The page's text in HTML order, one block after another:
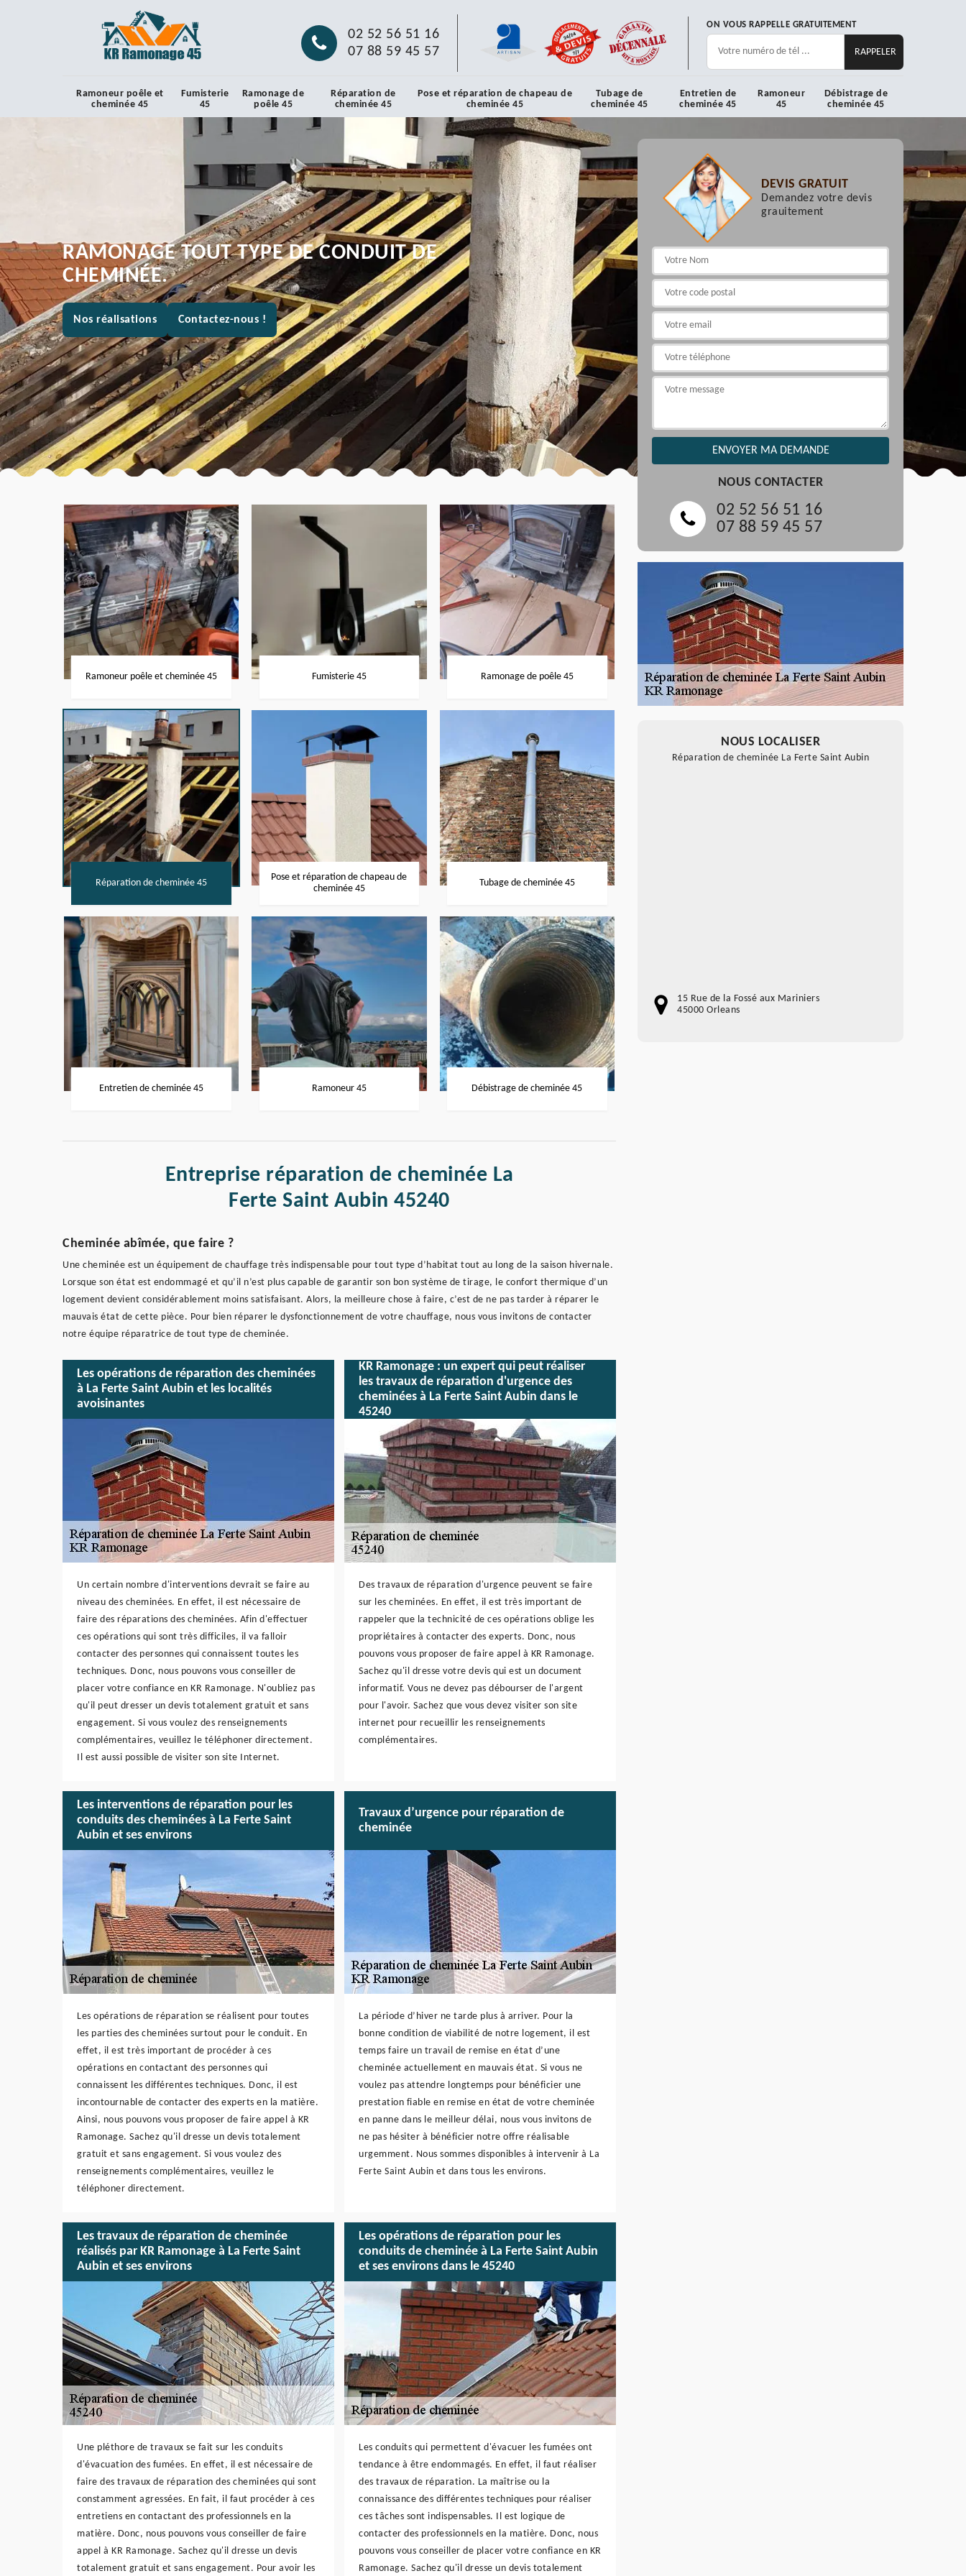
02 52 56 51 16
07 88 59 45 57
ON VOUS RAPPELLE GRATUITEMENT
Ramoneur poêle et
cheminée 45
Fumisterie
45
Ramonage de
poêle 45
Réparation de
cheminée 45
Pose et réparation de chapeau de
cheminée 45
Tubage de
cheminée 45
Entretien de
cheminée 45
Ramoneur
45
Débistrage de
cheminée 45
RAMONAGE TOUT TYPE DE CONDUIT DE
CHEMINÉE.
Nos réalisations Contactez-nous !
Ramoneur poêle et cheminée 45 Fumisterie 45 Ramonage de poêle 45
Réparation de cheminée 45
Pose et réparation de chapeau de
cheminée 45
Tubage de cheminée 45
Entretien de cheminée 45 Ramoneur 45 Débistrage de cheminée 45
Entreprise réparation de cheminée La
Ferte Saint Aubin 45240
Cheminée abîmée, que faire ?
Une cheminée est un équipement de chauffage très indispensable pour tout type d’habitat tout au long de la saison hivernale.
Lorsque son état est endommagé et qu’il n’est plus capable de garantir son bon système de tirage, le confort thermique d’un
logement devient considérablement moins satisfaisant. Alors, la meilleure chose à faire, c’est de ne pas tarder à réparer le
mauvais état de cette pièce. Pour bien réparer le dysfonctionnement de votre chauffage, nous vous invitons de contacter
notre équipe réparatrice de tout type de cheminée.
Les opérations de réparation des cheminées
à La Ferte Saint Aubin et les localités
avoisinantes
Un certain nombre d'interventions devrait se faire au
niveau des cheminées. En effet, il est nécessaire de
faire des réparations des cheminées. Afin d'effectuer
ces opérations qui sont très difficiles, il va falloir
contacter des personnes qui connaissent toutes les
techniques. Donc, nous pouvons vous conseiller de
placer votre confiance en KR Ramonage. N'oubliez pas
qu'il peut dresser un devis totalement gratuit et sans
engagement. Si vous voulez des renseignements
complémentaires, veuillez le téléphoner directement.
Il est aussi possible de visiter son site Internet.
KR Ramonage : un expert qui peut réaliser
les travaux de réparation d'urgence des
cheminées à La Ferte Saint Aubin dans le
45240
Des travaux de réparation d'urgence peuvent se faire
sur les cheminées. En effet, il est très important de
rappeler que la technicité de ces opérations oblige les
propriétaires à contacter des experts. Donc, nous
pouvons vous proposer de faire appel à KR Ramonage.
Sachez qu'il dresse votre devis qui est un document
informatif. Vous ne devez pas débourser de l'argent
pour l'avoir. Sachez que vous devez visiter son site
internet pour recueillir les renseignements
complémentaires.
Les interventions de réparation pour les
conduits des cheminées à La Ferte Saint
Aubin et ses environs
Les opérations de réparation se réalisent pour toutes
les parties des cheminées surtout pour le conduit. En
effet, il est très important de procéder à ces
opérations en contactant des personnes qui
connaissent les différentes techniques. Donc, il est
incontournable de contacter des experts en la matière.
Ainsi, nous pouvons vous proposer de faire appel à KR
Ramonage. Sachez qu'il dresse un devis totalement
gratuit et sans engagement. Si vous voulez des
renseignements complémentaires, veuillez le
téléphoner directement.
Travaux d’urgence pour réparation de
cheminée
La période d’hiver ne tarde plus à arriver. Pour la
bonne condition de viabilité de notre logement, il est
temps faire un travail de remise en état d’une
cheminée actuellement en mauvais état. Si vous ne
voulez pas attendre longtemps pour bénéficier une
prestation fiable en remise en état de votre cheminée
en panne dans le meilleur délai, nous vous invitons de
ne pas hésiter à bénéficier notre offre réalisable
urgemment. Nous sommes disponibles à intervenir à La
Ferte Saint Aubin et dans tous les environs.
Les travaux de réparation de cheminée
réalisés par KR Ramonage à La Ferte Saint
Aubin et ses environs
Une pléthore de travaux se fait sur les conduits
d'évacuation des fumées. En effet, il est nécessaire de
faire des travaux de réparation des cheminées qui sont
constamment agressées. En fait, il faut procéder à ces
entretiens en contactant des professionnels en la
matière. Donc, nous pouvons vous conseiller de faire
appel à KR Ramonage. Sachez qu'il dresse un devis
totalement gratuit et sans engagement. Pour avoir les
Les opérations de réparation pour les
conduits de cheminée à La Ferte Saint Aubin
et ses environs dans le 45240
Les conduits qui permettent d'évacuer les fumées ont
tendance à être endommagés. En effet, il faut réaliser
des travaux de réparation. La maîtrise ou la
connaissance des différentes techniques pour réaliser
ces tâches sont indispensables. Il est logique de
contacter des professionnels en la matière. Donc, nous
pouvons vous conseiller de placer votre confiance en KR
Ramonage. Sachez qu'il dresse un devis totalement
DEVIS GRATUIT
Demandez votre devis
grauitement
NOUS CONTACTER
02 52 56 51 16
07 88 59 45 57
NOUS LOCALISER
Réparation de cheminée La Ferte Saint Aubin
15 Rue de la Fossé aux Mariniers
45000 Orleans